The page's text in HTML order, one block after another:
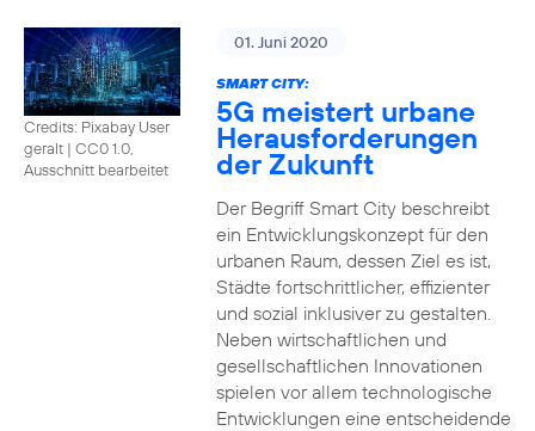
Credits: Pixabay User
geralt | CC0 1.0,
Ausschnitt bearbeitet
01. Juni 2020
SMART CITY:
5G meistert urbane
Herausforderungen
der Zukunft
Der Begriff Smart City beschreibt
ein Entwicklungskonzept für den
urbanen Raum, dessen Ziel es ist,
Städte fortschrittlicher, effizienter
und sozial inklusiver zu gestalten.
Neben wirtschaftlichen und
gesellschaftlichen Innovationen
spielen vor allem technologische
Entwicklungen eine entscheidende